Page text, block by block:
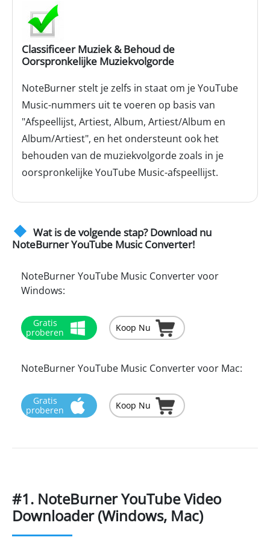
Classificeer Muziek & Behoud de
Oorspronkelijke Muziekvolgorde
NoteBurner stelt je zelfs in staat om je YouTube
Music-nummers uit te voeren op basis van
"Afspeellijst, Artiest, Album, Artiest/Album en
Album/Artiest", en het ondersteunt ook het
behouden van de muziekvolgorde zoals in je
oorspronkelijke YouTube Music-afspeellijst.
Wat is de volgende stap? Download nu
NoteBurner YouTube Music Converter!
NoteBurner YouTube Music Converter voor
Windows:
Gratis
proberen
Koop Nu
NoteBurner YouTube Music Converter voor Mac:
Gratis
proberen
Koop Nu
#1. NoteBurner YouTube Video
Downloader (Windows, Mac)